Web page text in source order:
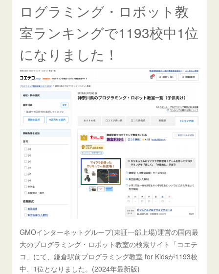
ログラミング・ロボット教
室ランキングで1193校中1位
になりました！
GMOインターネットグループ(東証一部上場)運営の国内最
大のプログラミング・ロボット教室の検索サイト「コエテ
コ」にて、鎌倉駅前プログラミング教室 for Kidsが1193校
中、1位となりました。(2024年最新版)